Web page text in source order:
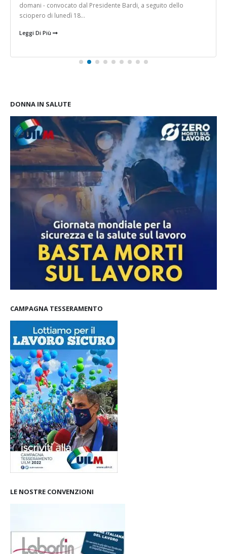
domani - convocato dal Presidente Bardi, a seguito dello
sciopero di lunedì 18...
Leggi Di Più
DONNA IN SALUTE
CAMPAGNA TESSERAMENTO
LE NOSTRE CONVENZIONI